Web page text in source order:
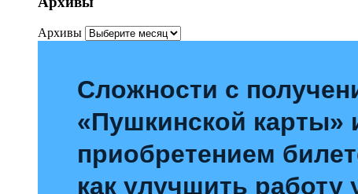
Архивы
Сложности с
«Пушкинской карты»
приобретением
как улучшить работу